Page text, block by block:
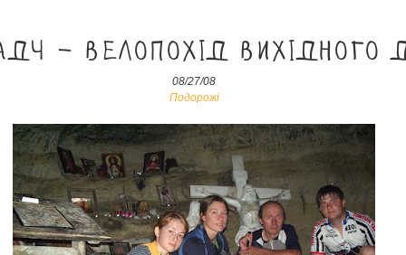
– велопохід вихідного
08/27/08
Подорожі